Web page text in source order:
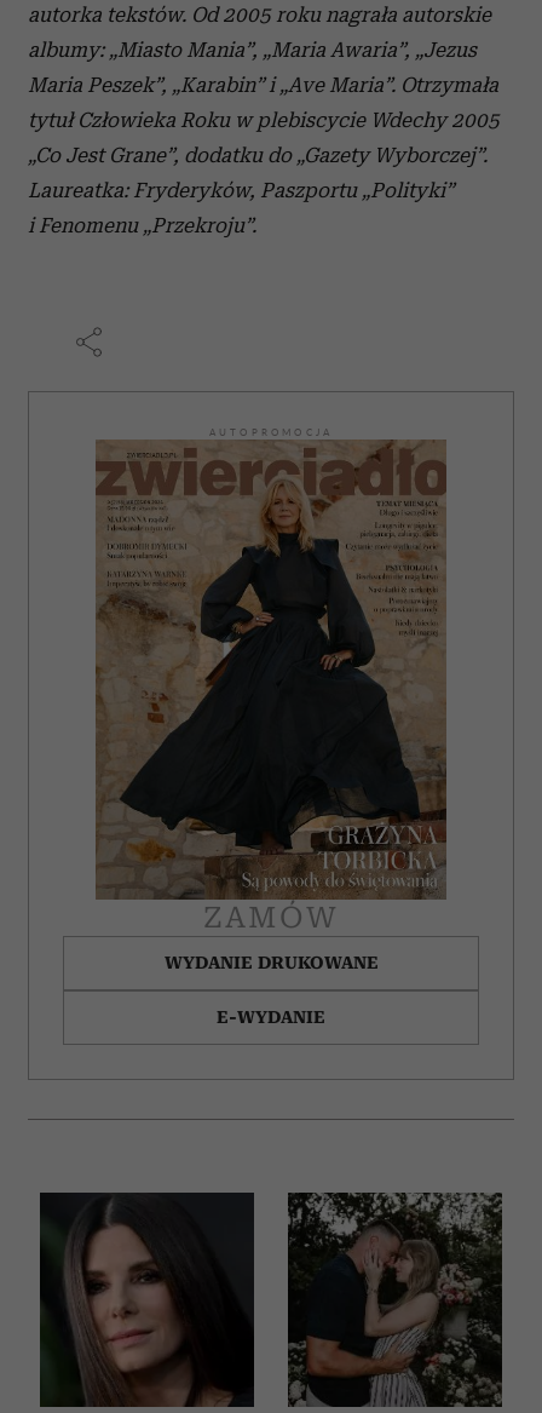
autorka tekstów. Od 2005 roku nagrała autorskie
albumy: „Miasto Mania”, „Maria Awaria”, „Jezus
Maria Peszek”, „Karabin” i „Ave Maria”. Otrzymała
tytuł Człowieka Roku w plebiscycie Wdechy 2005
„Co Jest Grane”, dodatku do „Gazety Wyborczej”.
Laureatka: Fryderyków, Paszportu „Polityki”
i Fenomenu „Przekroju”.
AUTOPROMOCJA
ZAMÓW
WYDANIE DRUKOWANE
E-WYDANIE